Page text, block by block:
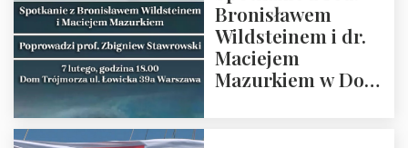
Bronisławem
Wildsteinem i dr.
Maciejem
Mazurkiem w Domu